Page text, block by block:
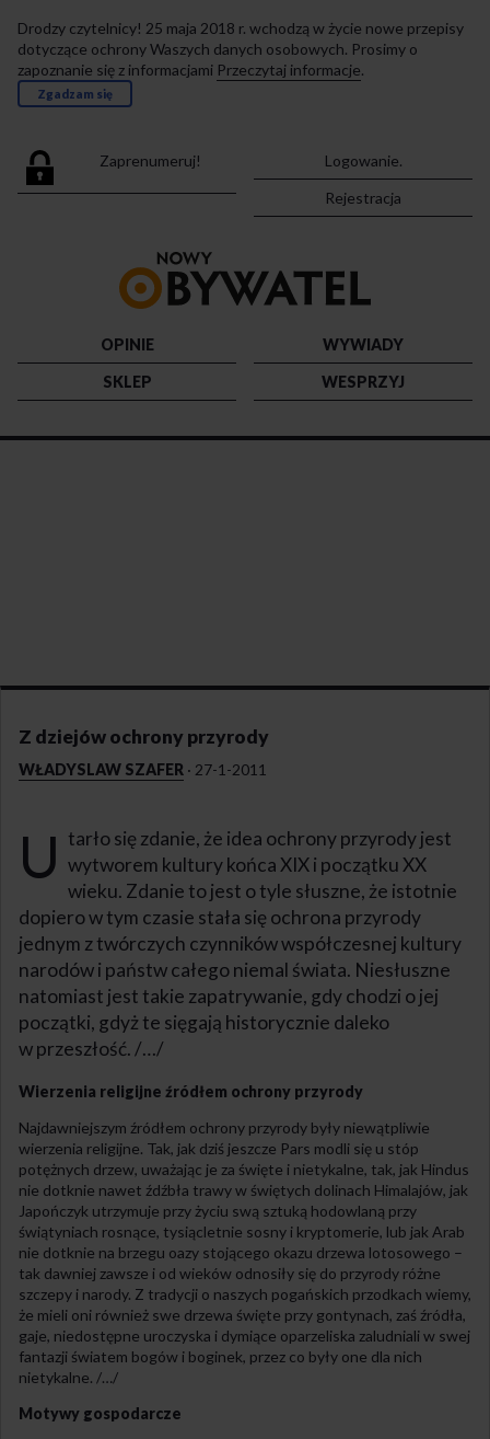
Drodzy czytelnicy! 25 maja 2018 r. wchodzą w życie nowe przepisy
dotyczące ochrony Waszych danych osobowych. Prosimy o
zapoznanie się z informacjami Przeczytaj informacje.
Zgadzam się
Zaprenumeruj!
Logowanie.
Rejestracja
strony
OPINIE
WYWIADY
SKLEP
WESPRZYJ
Z dziejów ochrony przyrody
WŁADYSLAW SZAFER · 27-1-2011
U tarło się zdanie, że idea ochrony przyrody jest
wytworem kultury końca XIX i początku XX
wieku. Zdanie to jest o tyle słuszne, że istotnie
dopiero w tym czasie stała się ochrona przyrody
jednym z twórczych czynników współczesnej kultury
narodów i państw całego niemal świata. Niesłuszne
natomiast jest takie zapatrywanie, gdy chodzi o jej
początki, gdyż te sięgają historycznie daleko
w przeszłość. /…/
Wierzenia religijne źródłem ochrony przyrody
Najdawniejszym źródłem ochrony przyrody były niewątpliwie
wierzenia religijne. Tak, jak dziś jeszcze Pars modli się u stóp
potężnych drzew, uważając je za święte i nietykalne, tak, jak Hindus
nie dotknie nawet źdźbła trawy w świętych dolinach Himalajów, jak
Japończyk utrzymuje przy życiu swą sztuką hodowlaną przy
świątyniach rosnące, tysiącletnie sosny i kryptomerie, lub jak Arab
nie dotknie na brzegu oazy stojącego okazu drzewa lotosowego –
tak dawniej zawsze i od wieków odnosiły się do przyrody różne
szczepy i narody. Z tradycji o naszych pogańskich przodkach wiemy,
że mieli oni również swe drzewa święte przy gontynach, zaś źródła,
gaje, niedostępne uroczyska i dymiące oparzeliska zaludniali w swej
fantazji światem bogów i boginek, przez co były one dla nich
nietykalne. /…/
Motywy gospodarcze